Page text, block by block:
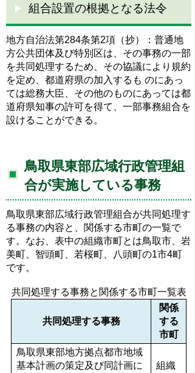
組合設置の根拠となる法令
地方自治法第284条第2項（抄）：普通地
方公共団体及び特別区は、その事務の一部
を共同処理するため、その協議により規約
を定め、都道府県の加入するも のにあっ
ては総務大臣、その他のものにあっては都
道府県知事の許可を得て、一部事務組合を
設けることができる。
鳥取県東部広域行政管理組
合が実施している事務
鳥取県東部広域行政管理組合が共同処理す
る事務の内容と、関係する市町の一覧で
す。なお、表中の組織市町とは鳥取市、岩
美町、智頭町、若桜町、八頭町の1市4町
です。
共同処理する事務と関係する市町一覧表
共同処理する事務
関係
する
市町
鳥取県東部地方拠点都市地域
基本計画の策定及び同計画に
組織